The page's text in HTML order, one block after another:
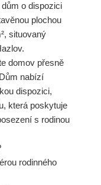
o dispozici
plochou
situovaný
domov přesně
nabízí
dispozici,
která poskytuje
s rodinou
rodinného